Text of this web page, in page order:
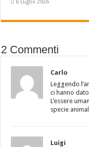
6 Luglio 2026
2 Commenti
Carlo
Leggendo
ci hanno
L’essere
specie
Luigi